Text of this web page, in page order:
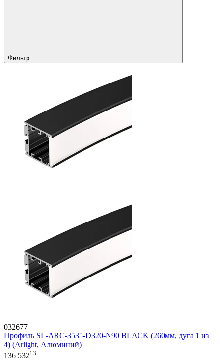
Фильтр
032677
Профиль SL-ARC-3535-D320-N90 BLACK (260мм, дуга 1 из
4) (Arlight, Алюминий)
136 53213